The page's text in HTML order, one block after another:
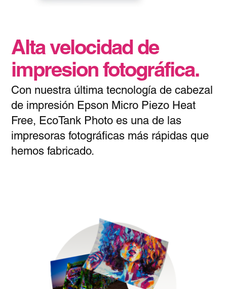
Alta velocidad de
impresion fotográfica.
Con nuestra última tecnología de cabezal
de impresión Epson Micro Piezo Heat
Free, EcoTank Photo es una de las
impresoras fotográficas más rápidas que
hemos fabricado.